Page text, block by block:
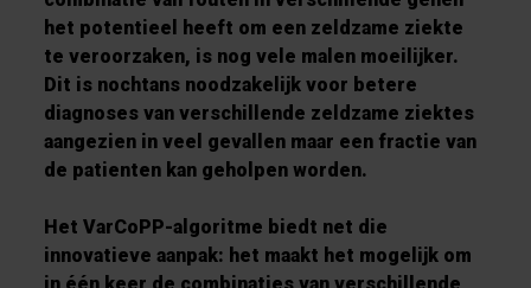
het potentieel heeft om een zeldzame ziekte
te veroorzaken, is nog vele malen moeilijker.
Dit is nochtans noodzakelijk voor betere
diagnoses van verschillende zeldzame ziektes
aangezien in veel gevallen maar een fractie van
de patienten kan geholpen worden.
Het VarCoPP-algoritme biedt net die
innovatieve aanpak: het maakt het mogelijk om
in één keer de combinaties van verschillende